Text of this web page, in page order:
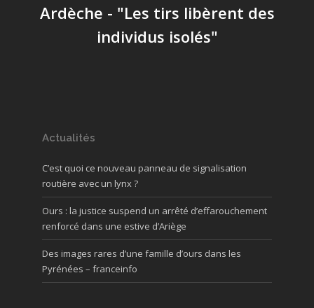
Ardèche - "Les tirs libèrent des
individus isolés"
Actualités
C’est quoi ce nouveau panneau de signalisation
routière avec un lynx ?
Ours : la justice suspend un arrêté d’effarouchement
renforcé dans une estive d’Ariège
Des images rares d’une famille d’ours dans les
Pyrénées – franceinfo